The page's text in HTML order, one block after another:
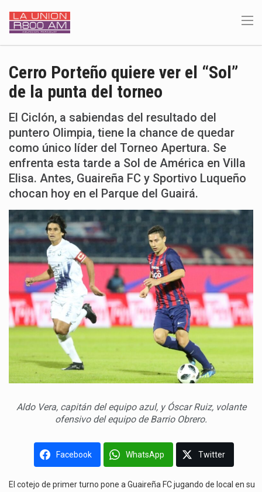
Cerro Porteño quiere ver el “Sol”
de la punta del torneo
El Ciclón, a sabiendas del resultado del
puntero Olimpia, tiene la chance de quedar
como único líder del Torneo Apertura. Se
enfrenta esta tarde a Sol de América en Villa
Elisa. Antes, Guaireña FC y Sportivo Luqueño
chocan hoy en el Parque del Guairá.
Aldo Vera, capitán del equipo azul, y Óscar Ruiz, volante
ofensivo del equipo de Barrio Obrero.
Facebook WhatsApp Twitter
El cotejo de primer turno pone a Guaireña FC jugando de local en su